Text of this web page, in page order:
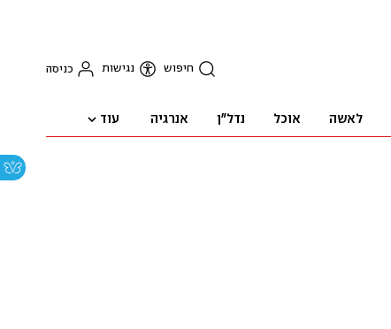
חיפוש נגישות כניסה
לאשה אוכל נדל"ן אנרגיה עוד